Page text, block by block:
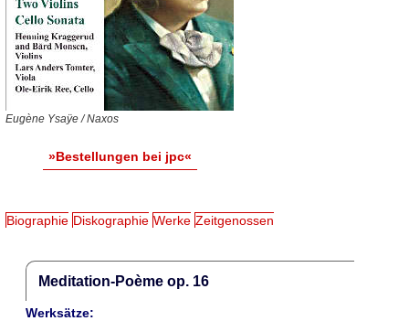
Eugène Ysaÿe / Naxos
»Bestellungen bei jpc«
Biographie Diskographie Werke Zeitgenossen
Meditation-Poème op. 16
Werksätze: